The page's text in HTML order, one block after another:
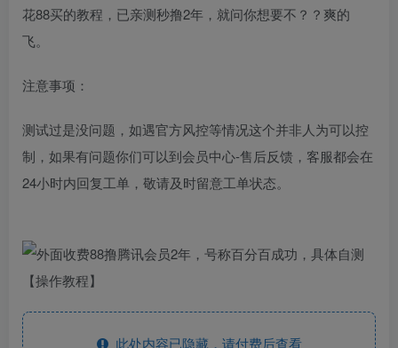
花88买的教程，已亲测秒撸2年，就问你想要不？？爽的
飞。
注意事项：
测试过是没问题，如遇官方风控等情况这个并非人为可以控
制，如果有问题你们可以到会员中心-售后反馈，客服都会在
24小时内回复工单，敬请及时留意工单状态。
此处内容已隐藏，请付费后查看